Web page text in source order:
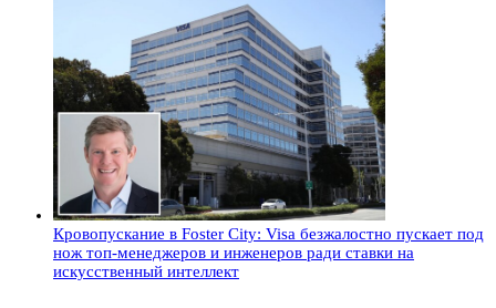
Кровопускание в Foster City: Visa безжалостно пускает под
нож топ-менеджеров и инженеров ради ставки на
искусственный интеллект